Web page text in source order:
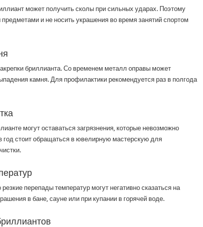
может получить сколы при сильных ударах. Поэтому
предметами и не носить украшения во время занятий спортом
бриллианта. Со временем металл оправы может
камня. Для профилактики рекомендуется раз в полгода
могут оставаться загрязнения, которые невозможно
стоит обращаться в ювелирную мастерскую для
перепады температур могут негативно сказаться на
в бане, сауне или при купании в горячей воде.